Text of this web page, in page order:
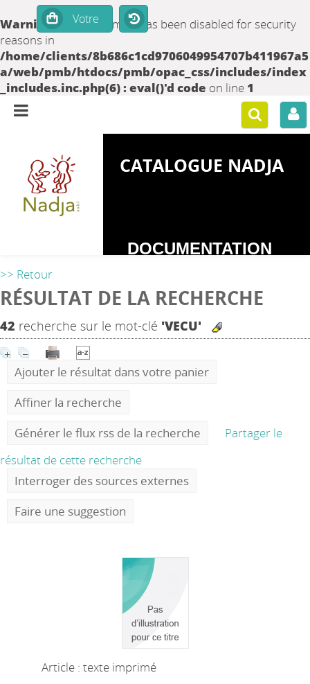
Warning: set_time_limit() has been disabled for security
reasons in
/home/clients/8b686c1cd9706049954707b411967a5
a/web/pmb/htdocs/pmb/opac_css/includes/index
_includes.inc.php(6) : eval()'d code on line 1
CATALOGUE NADJA
DOCUMENTATION
DEPENDANCES
>> Retour
RÉSULTAT DE LA RECHERCHE
42 recherche sur le mot-clé 'VECU'
Ajouter le résultat dans votre panier
Affiner la recherche
Générer le flux rss de la recherche
Partager le
résultat de cette recherche
Interroger des sources externes
Faire une suggestion
Article : texte imprimé